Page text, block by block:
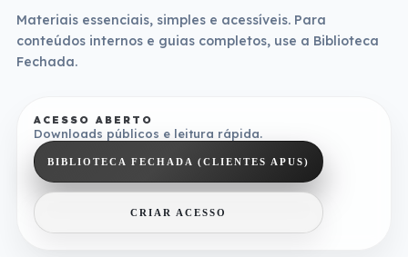
Materiais essenciais, simples e acessíveis. Para
conteúdos internos e guias completos, use a Biblioteca
Fechada.
ACESSO ABERTO
Downloads públicos e leitura rápida.
BIBLIOTECA FECHADA (CLIENTES APUS)
CRIAR ACESSO